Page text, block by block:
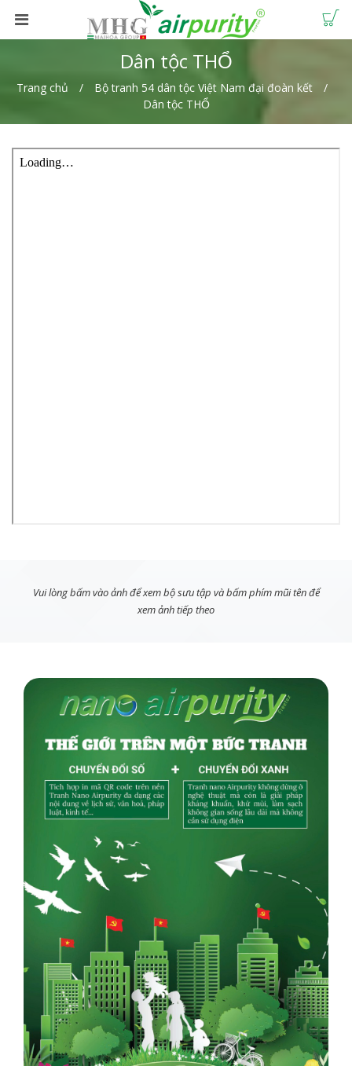
Dân tộc THỔ
Trang chủ
Bộ tranh 54 dân tộc Việt Nam đại đoàn kết
Dân tộc THỔ
Vui lòng bấm vào ảnh để xem bộ sưu tập và bấm phím mũi tên để
xem ảnh tiếp theo